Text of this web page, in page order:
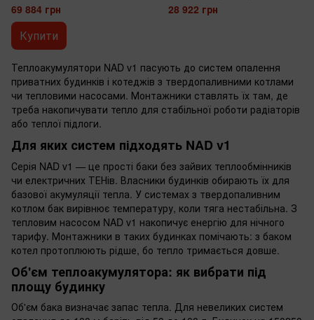
69 884 грн
Купити
28 922 грн
Теплоакумулятори NAD v1 пасують до систем опалення
приватних будинків і котеджів з твердопаливними котлами
чи тепловими насосами. Монтажники ставлять їх там, де
треба накопичувати тепло для стабільної роботи радіаторів
або теплої підлоги.
Для яких систем підходять NAD v1
Серія NAD v1 — це прості баки без зайвих теплообмінників
чи електричних ТЕНів. Власники будинків обирають їх для
базової акумуляції тепла. У системах з твердопаливним
котлом бак вирівнює температуру, коли тяга нестабільна. З
тепловим насосом NAD v1 накопичує енергію для нічного
тарифу. Монтажники в таких будинках помічають: з баком
котел протоплюють рідше, бо тепло тримається довше.
Об'єм теплоакумулятора: як вибрати під
площу будинку
Об'єм бака визначає запас тепла. Для невеликих систем